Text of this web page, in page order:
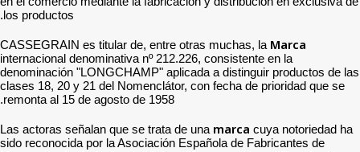
CASSEGRAIN es titular
internacional
denominación
clases 18, 20 y 21 del
Las actoras señalan que
sido reconocida por la